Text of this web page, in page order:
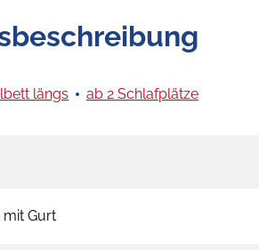
längs ab 2 Schlafplätze
mit Gurt